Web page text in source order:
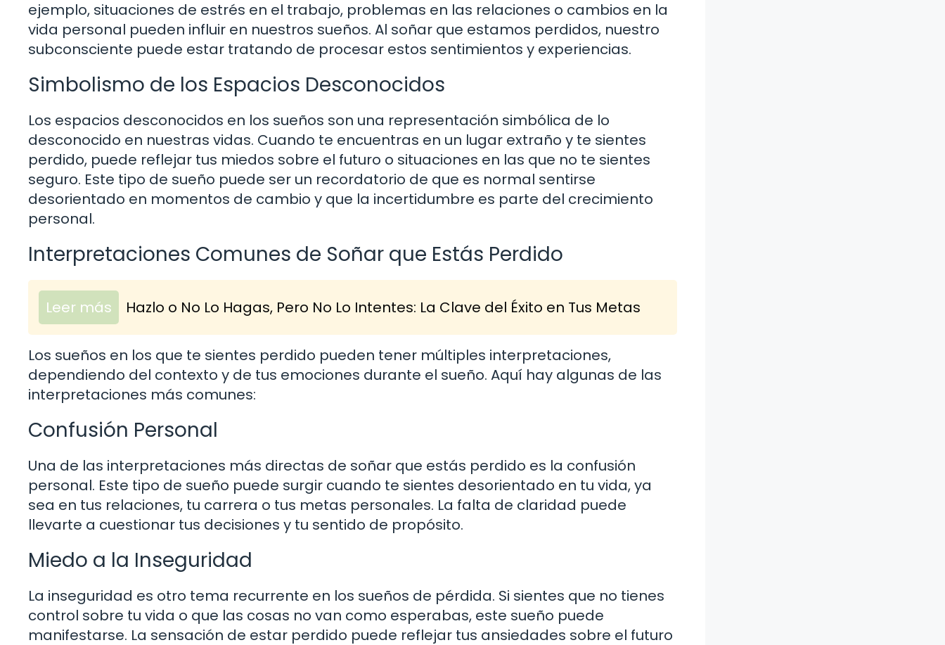
ejemplo, situaciones de estrés en el trabajo, problemas en las relaciones o cambios en la
vida personal pueden influir en nuestros sueños. Al soñar que estamos perdidos, nuestro
subconsciente puede estar tratando de procesar estos sentimientos y experiencias.
Simbolismo de los Espacios Desconocidos
Los espacios desconocidos en los sueños son una representación simbólica de lo
desconocido en nuestras vidas. Cuando te encuentras en un lugar extraño y te sientes
perdido, puede reflejar tus miedos sobre el futuro o situaciones en las que no te sientes
seguro. Este tipo de sueño puede ser un recordatorio de que es normal sentirse
desorientado en momentos de cambio y que la incertidumbre es parte del crecimiento
personal.
Interpretaciones Comunes de Soñar que Estás Perdido
Leer más Hazlo o No Lo Hagas, Pero No Lo Intentes: La Clave del Éxito en Tus Metas
Los sueños en los que te sientes perdido pueden tener múltiples interpretaciones,
dependiendo del contexto y de tus emociones durante el sueño. Aquí hay algunas de las
interpretaciones más comunes:
Confusión Personal
Una de las interpretaciones más directas de soñar que estás perdido es la confusión
personal. Este tipo de sueño puede surgir cuando te sientes desorientado en tu vida, ya
sea en tus relaciones, tu carrera o tus metas personales. La falta de claridad puede
llevarte a cuestionar tus decisiones y tu sentido de propósito.
Miedo a la Inseguridad
La inseguridad es otro tema recurrente en los sueños de pérdida. Si sientes que no tienes
control sobre tu vida o que las cosas no van como esperabas, este sueño puede
manifestarse. La sensación de estar perdido puede reflejar tus ansiedades sobre el futuro